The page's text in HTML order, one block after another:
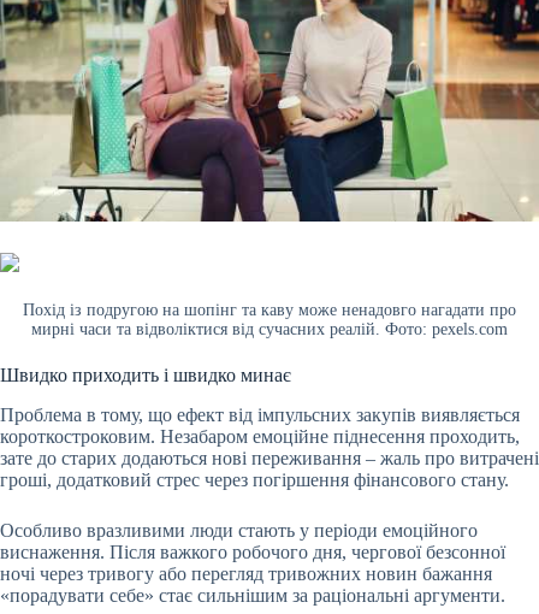
Похід із подругою на шопінг та каву може ненадовго нагадати про
мирні часи та відволіктися від сучасних реалій. Фото: pexels.com
Швидко приходить і швидко минає
Проблема в тому, що ефект від імпульсних закупів виявляється
короткостроковим. Незабаром емоційне піднесення проходить,
зате до старих додаються нові переживання – жаль про витрачені
гроші, додатковий стрес через погіршення фінансового стану.
Особливо вразливими люди стають у періоди емоційного
виснаження. Після важкого робочого дня, чергової безсонної
ночі через тривогу або перегляд тривожних новин бажання
«порадувати себе» стає сильнішим за раціональні аргументи.